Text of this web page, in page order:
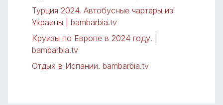
Турция 2024. Автобусные чартеры из
Украины | bambarbia.tv
Круизы по Европе в 2024 году. |
bambarbia.tv
Отдых в Испании. bambarbia.tv